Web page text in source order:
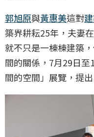
郭旭原與黃惠美這對
築界耕耘25年，夫妻
就不只是一棟棟建築
間的關係，7月29日
間的空間」展覽，提